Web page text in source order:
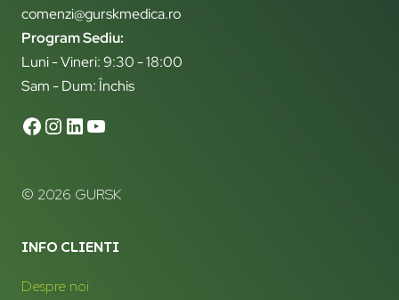
comenzi@gurskmedica.ro
Program Sediu:
Luni - Vineri: 9:30 - 18:00
Sam - Dum: Închis
© 2026 GURSK
INFO CLIENTI
Despre noi